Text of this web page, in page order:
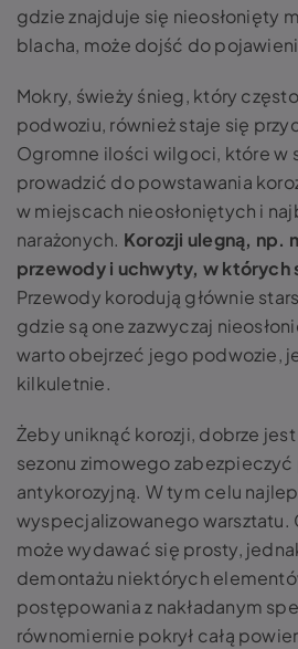
gdzie znajduje się nieosłonięty
blacha, może dojść do
Mokry, świeży śnieg, który
podwoziu, również staje się
Ogromne ilości wilgoci, które w
prowadzić do powstawania
w miejscach nieosłoniętych i
narażonych. Korozji ulegną, np.
przewody i uchwyty, w których
Przewody korodują głównie
gdzie są one zazwyczaj
warto obejrzeć jego podwozie,
kilkuletnie.
Żeby uniknąć korozji, dobrze
sezonu zimowego
antykorozyjną. W tym celu
wyspecjalizowanego warsztatu.
może wydawać się prosty,
demontażu niektórych
postępowania z nakładanym
równomiernie pokrył całą